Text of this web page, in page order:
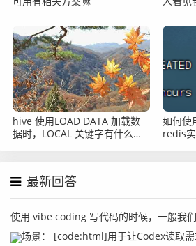
hive 使用LOAD DATA 加载数
据时，LOCAL 关键字有什么区
如何使
redis
最新回答
使用 vibe coding 写代码的时候，一般我
场景： [code:html]用于让Codex读取需